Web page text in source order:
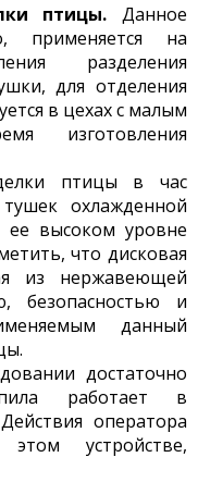
птицы. Данное
применяется на
разделения
для отделения
в цехах с малым
изготовления
птицы в час
охлажденной
ее высоком уровне
что дисковая
из нержавеющей
безопасностью и
данный
достаточно
работает в
оператора
устройстве,